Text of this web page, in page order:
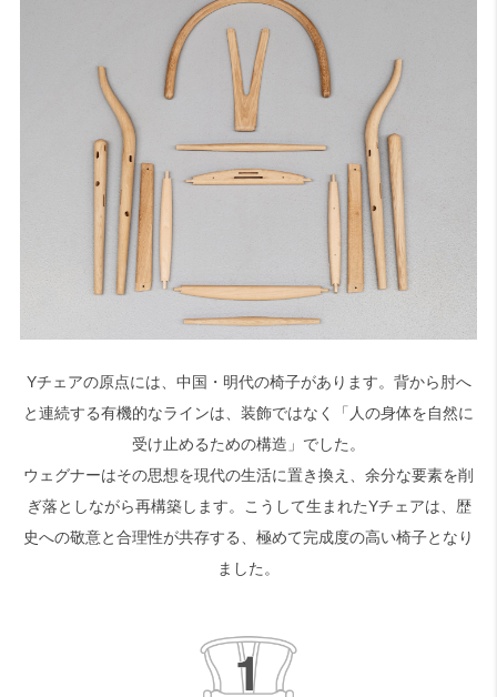
Yチェアの原点には、中国・明代の椅子があります。背から肘へ
と連続する有機的なラインは、装飾ではなく「人の身体を自然に
受け止めるための構造」でした。
ウェグナーはその思想を現代の生活に置き換え、余分な要素を削
ぎ落としながら再構築します。こうして生まれたYチェアは、歴
史への敬意と合理性が共存する、極めて完成度の高い椅子となり
ました。